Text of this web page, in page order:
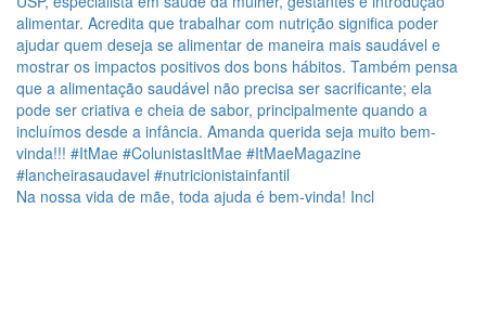
Na nossa vida de mãe, toda ajuda é bem-vinda! Incl